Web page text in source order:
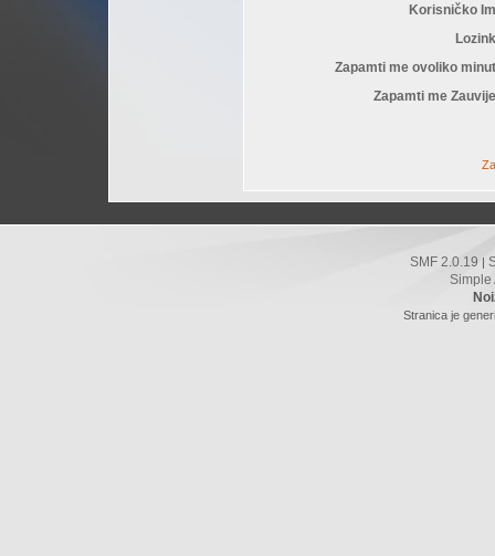
Korisničko
Zapamti me ovoliko
Zapamti me
SMF 2.0.19
Simple
Stranica je